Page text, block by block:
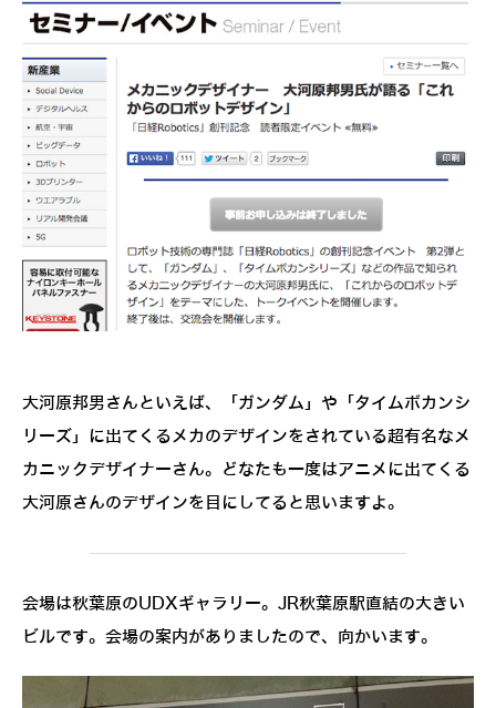
大河原邦男さんといえば、「ガンダム」や「タイムボカンシ
リーズ」に出てくるメカのデザインをされている超有名なメ
カニックデザイナーさん。どなたも一度はアニメに出てくる
大河原さんのデザインを目にしてると思いますよ。
会場は秋葉原のUDXギャラリー。JR秋葉原駅直結の大きい
ビルです。会場の案内がありましたので、向かいます。